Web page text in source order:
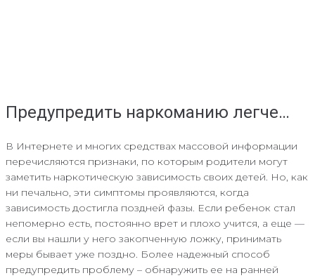
Предупредить наркоманию легче…
В Интернете и многих средствах массовой информации
перечисляются признаки, по которым родители могут
заметить наркотическую зависимость своих детей. Но, как
ни печально, эти симптомы проявляются, когда
зависимость достигла поздней фазы. Если ребенок стал
непомерно есть, постоянно врет и плохо учится, а еще —
если вы нашли у него закопченную ложку, принимать
меры бывает уже поздно. Более надежный способ
предупредить проблему – обнаружить ее на ранней